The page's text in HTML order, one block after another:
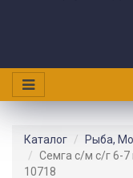
Каталог Рыба,
Семга с/м с/г 6-7
10718